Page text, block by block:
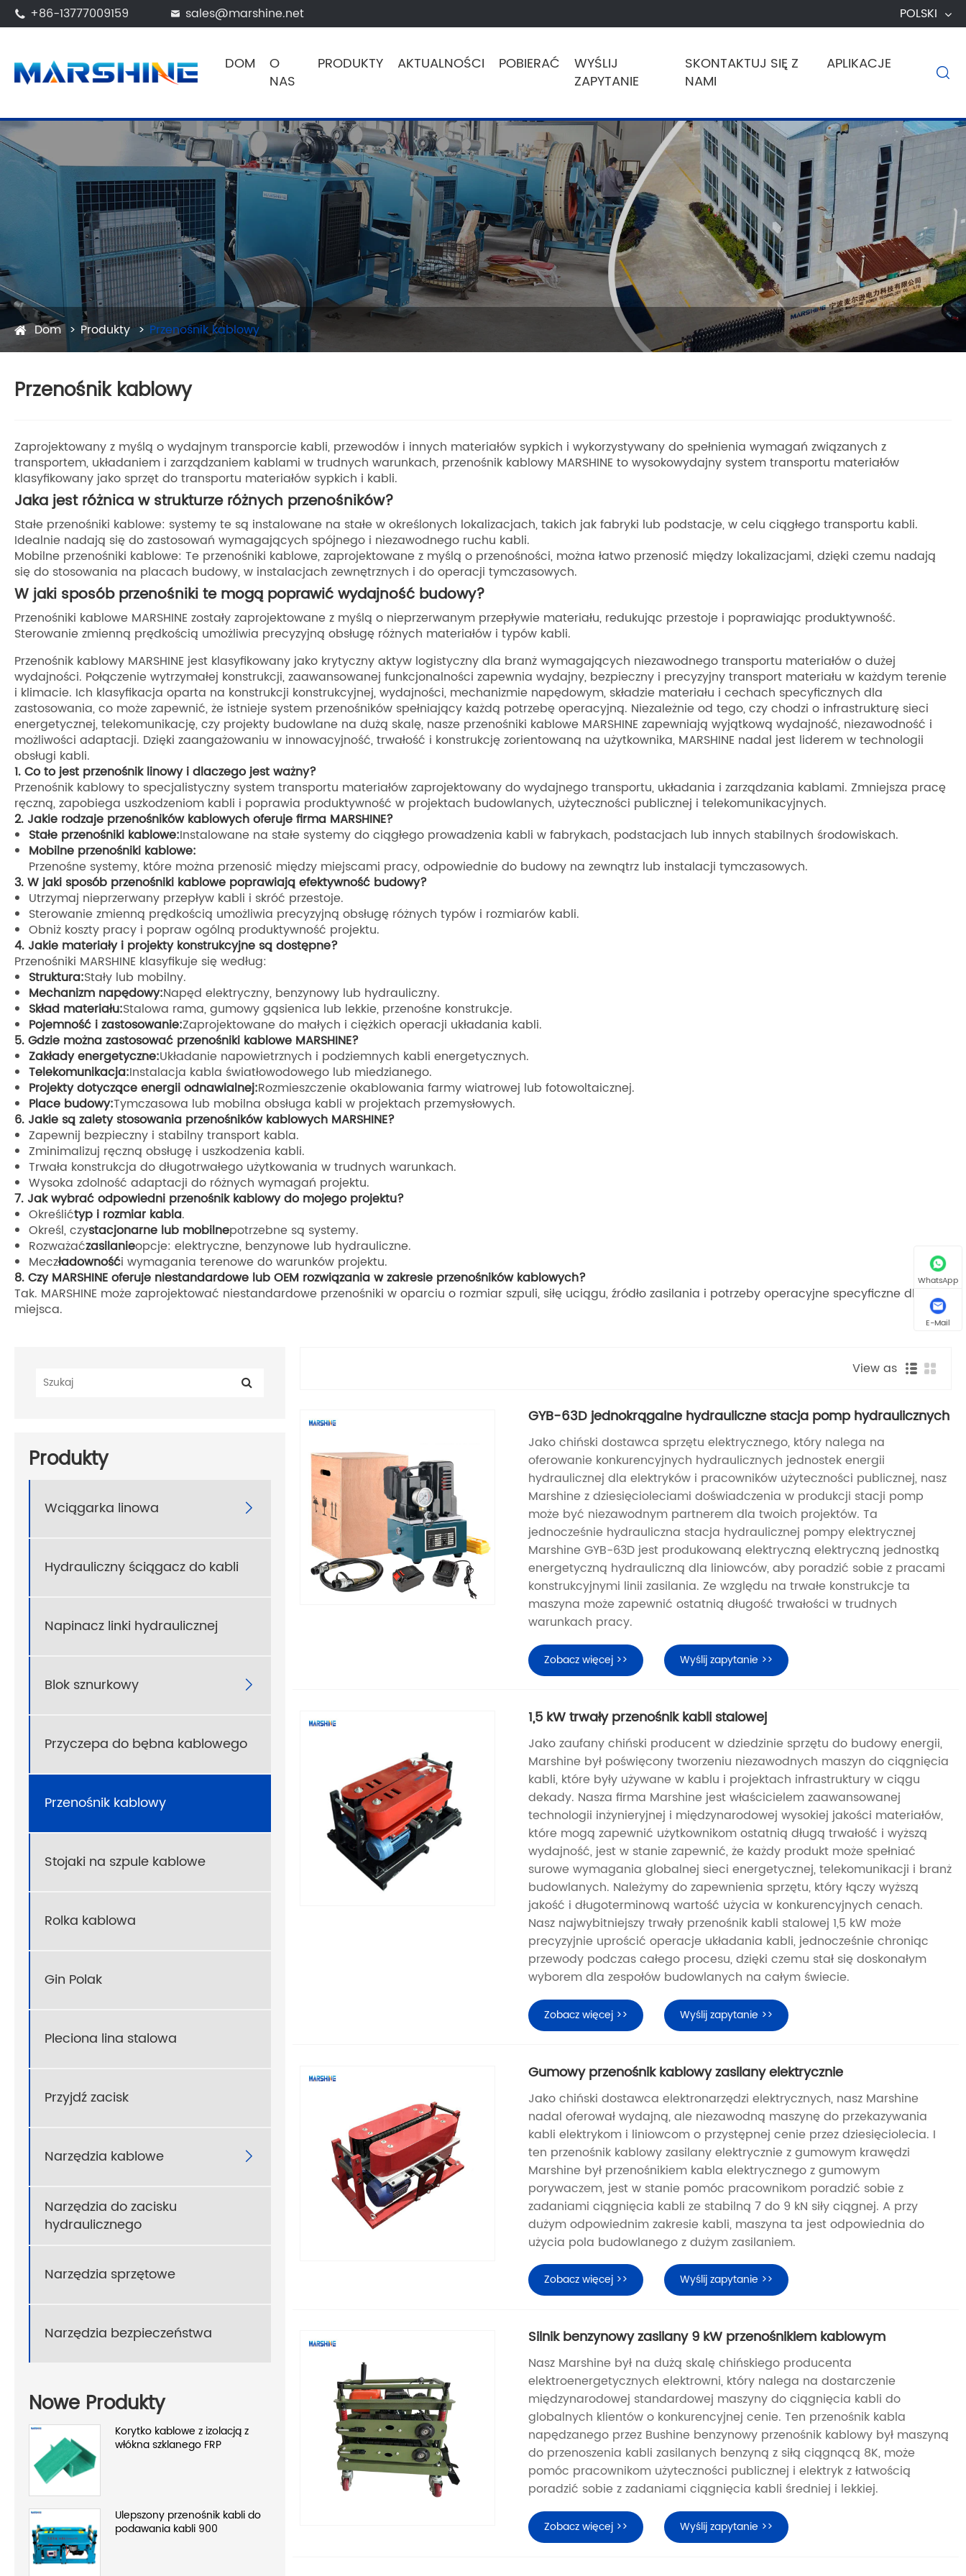
 +86-13777009159  sales@marshine.net POLSKI
DOM
O
NAS
PRODUKTY AKTUALNOŚCI POBIERAĆ
WYŚLIJ
ZAPYTANIE
SKONTAKTUJ SIĘ Z
NAMI
APLIKACJE 
Dom Produkty Przenośnik kablowy
Przenośnik kablowy
Zaprojektowany z myślą o wydajnym transporcie kabli, przewodów i innych materiałów sypkich i wykorzystywany do spełnienia wymagań związanych z
transportem, układaniem i zarządzaniem kablami w trudnych warunkach, przenośnik kablowy MARSHINE to wysokowydajny system transportu materiałów
klasyfikowany jako sprzęt do transportu materiałów sypkich i kabli.
Jaka jest różnica w strukturze różnych przenośników?
Stałe przenośniki kablowe: systemy te są instalowane na stałe w określonych lokalizacjach, takich jak fabryki lub podstacje, w celu ciągłego transportu kabli.
Idealnie nadają się do zastosowań wymagających spójnego i niezawodnego ruchu kabli.
Mobilne przenośniki kablowe: Te przenośniki kablowe, zaprojektowane z myślą o przenośności, można łatwo przenosić między lokalizacjami, dzięki czemu nadają
się do stosowania na placach budowy, w instalacjach zewnętrznych i do operacji tymczasowych.
W jaki sposób przenośniki te mogą poprawić wydajność budowy?
Przenośniki kablowe MARSHINE zostały zaprojektowane z myślą o nieprzerwanym przepływie materiału, redukując przestoje i poprawiając produktywność.
Sterowanie zmienną prędkością umożliwia precyzyjną obsługę różnych materiałów i typów kabli.
Przenośnik kablowy MARSHINE jest klasyfikowany jako krytyczny aktyw logistyczny dla branż wymagających niezawodnego transportu materiałów o dużej
wydajności. Połączenie wytrzymałej konstrukcji, zaawansowanej funkcjonalności zapewnia wydajny, bezpieczny i precyzyjny transport materiału w każdym terenie
i klimacie. Ich klasyfikacja oparta na konstrukcji konstrukcyjnej, wydajności, mechanizmie napędowym, składzie materiału i cechach specyficznych dla
zastosowania, co może zapewnić, że istnieje system przenośników spełniający każdą potrzebę operacyjną. Niezależnie od tego, czy chodzi o infrastrukturę sieci
energetycznej, telekomunikację, czy projekty budowlane na dużą skalę, nasze przenośniki kablowe MARSHINE zapewniają wyjątkową wydajność, niezawodność i
możliwości adaptacji. Dzięki zaangażowaniu w innowacyjność, trwałość i konstrukcję zorientowaną na użytkownika, MARSHINE nadal jest liderem w technologii
obsługi kabli.
1. Co to jest przenośnik linowy i dlaczego jest ważny?
Przenośnik kablowy to specjalistyczny system transportu materiałów zaprojektowany do wydajnego transportu, układania i zarządzania kablami. Zmniejsza pracę
ręczną, zapobiega uszkodzeniom kabli i poprawia produktywność w projektach budowlanych, użyteczności publicznej i telekomunikacyjnych.
2. Jakie rodzaje przenośników kablowych oferuje firma MARSHINE?
Stałe przenośniki kablowe:Instalowane na stałe systemy do ciągłego prowadzenia kabli w fabrykach, podstacjach lub innych stabilnych środowiskach.
Mobilne przenośniki kablowe:
Przenośne systemy, które można przenosić między miejscami pracy, odpowiednie do budowy na zewnątrz lub instalacji tymczasowych.
3. W jaki sposób przenośniki kablowe poprawiają efektywność budowy?
Utrzymaj nieprzerwany przepływ kabli i skróć przestoje.
Sterowanie zmienną prędkością umożliwia precyzyjną obsługę różnych typów i rozmiarów kabli.
Obniż koszty pracy i popraw ogólną produktywność projektu.
4. Jakie materiały i projekty konstrukcyjne są dostępne?
Przenośniki MARSHINE klasyfikuje się według:
Struktura:Stały lub mobilny.
Mechanizm napędowy:Napęd elektryczny, benzynowy lub hydrauliczny.
Skład materiału:Stalowa rama, gumowy gąsienica lub lekkie, przenośne konstrukcje.
Pojemność i zastosowanie:Zaprojektowane do małych i ciężkich operacji układania kabli.
5. Gdzie można zastosować przenośniki kablowe MARSHINE?
Zakłady energetyczne:Układanie napowietrznych i podziemnych kabli energetycznych.
Telekomunikacja:Instalacja kabla światłowodowego lub miedzianego.
Projekty dotyczące energii odnawialnej:Rozmieszczenie okablowania farmy wiatrowej lub fotowoltaicznej.
Place budowy:Tymczasowa lub mobilna obsługa kabli w projektach przemysłowych.
6. Jakie są zalety stosowania przenośników kablowych MARSHINE?
Zapewnij bezpieczny i stabilny transport kabla.
Zminimalizuj ręczną obsługę i uszkodzenia kabli.
Trwała konstrukcja do długotrwałego użytkowania w trudnych warunkach.
Wysoka zdolność adaptacji do różnych wymagań projektu.
7. Jak wybrać odpowiedni przenośnik kablowy do mojego projektu?
Określićtyp i rozmiar kabla.
Określ, czystacjonarne lub mobilnepotrzebne są systemy.
Rozważaćzasilanieopcje: elektryczne, benzynowe lub hydrauliczne.
Meczładownośći wymagania terenowe do warunków projektu.
8. Czy MARSHINE oferuje niestandardowe lub OEM rozwiązania w zakresie przenośników kablowych?
Tak. MARSHINE może zaprojektować niestandardowe przenośniki w oparciu o rozmiar szpuli, siłę uciągu, źródło zasilania i potrzeby operacyjne specyficzne dla
miejsca.
Produkty
Wciągarka linowa 
Hydrauliczny ściągacz do kabli
Napinacz linki hydraulicznej
Blok sznurkowy 
Przyczepa do bębna kablowego
Przenośnik kablowy
Stojaki na szpule kablowe
Rolka kablowa
Gin Polak
Pleciona lina stalowa
Przyjdź zacisk
Narzędzia kablowe 
Narzędzia do zacisku
hydraulicznego
Narzędzia sprzętowe
Narzędzia bezpieczeństwa
Nowe Produkty
Korytko kablowe z izolacją z
włókna szklanego FRP
Ulepszony przenośnik kabli do
podawania kabli 900
View as
GYB-63D jednokrągalne hydrauliczne stacja pomp hydraulicznych
Jako chiński dostawca sprzętu elektrycznego, który nalega na
oferowanie konkurencyjnych hydraulicznych jednostek energii
hydraulicznej dla elektryków i pracowników użyteczności publicznej, nasz
Marshine z dziesięcioleciami doświadczenia w produkcji stacji pomp
może być niezawodnym partnerem dla twoich projektów. Ta
jednocześnie hydrauliczna stacja hydraulicznej pompy elektrycznej
Marshine GYB-63D jest produkowaną elektryczną elektryczną jednostką
energetyczną hydrauliczną dla liniowców, aby poradzić sobie z pracami
konstrukcyjnymi linii zasilania. Ze względu na trwałe konstrukcje ta
maszyna może zapewnić ostatnią długość trwałości w trudnych
warunkach pracy.
Zobacz więcej >> Wyślij zapytanie >>
1,5 kW trwały przenośnik kabli stalowej
Jako zaufany chiński producent w dziedzinie sprzętu do budowy energii,
Marshine był poświęcony tworzeniu niezawodnych maszyn do ciągnięcia
kabli, które były używane w kablu i projektach infrastruktury w ciągu
dekady. Nasza firma Marshine jest właścicielem zaawansowanej
technologii inżynieryjnej i międzynarodowej wysokiej jakości materiałów,
które mogą zapewnić użytkownikom ostatnią długą trwałość i wyższą
wydajność, jest w stanie zapewnić, że każdy produkt może spełniać
surowe wymagania globalnej sieci energetycznej, telekomunikacji i branż
budowlanych. Należymy do zapewnienia sprzętu, który łączy wyższą
jakość i długoterminową wartość użycia w konkurencyjnych cenach.
Nasz najwybitniejszy trwały przenośnik kabli stalowej 1,5 kW może
precyzyjnie uprościć operacje układania kabli, jednocześnie chroniąc
przewody podczas całego procesu, dzięki czemu stał się doskonałym
wyborem dla zespołów budowlanych na całym świecie.
Zobacz więcej >> Wyślij zapytanie >>
Gumowy przenośnik kablowy zasilany elektrycznie
Jako chiński dostawca elektronarzędzi elektrycznych, nasz Marshine
nadal oferował wydajną, ale niezawodną maszynę do przekazywania
kabli elektrykom i liniowcom o przystępnej cenie przez dziesięciolecia. I
ten przenośnik kablowy zasilany elektrycznie z gumowym krawędzi
Marshine był przenośnikiem kabla elektrycznego z gumowym
porywaczem, jest w stanie pomóc pracownikom poradzić sobie z
zadaniami ciągnięcia kabli ze stabilną 7 do 9 kN siły ciągnej. A przy
dużym odpowiednim zakresie kabli, maszyna ta jest odpowiednia do
użycia pola budowlanego z dużym zasilaniem.
Zobacz więcej >> Wyślij zapytanie >>
Silnik benzynowy zasilany 9 kW przenośnikiem kablowym
Nasz Marshine był na dużą skalę chińskiego producenta
elektroenergetycznych elektrowni, który nalega na dostarczenie
międzynarodowej standardowej maszyny do ciągnięcia kabli do
globalnych klientów o konkurencyjnej cenie. Ten przenośnik kabla
napędzanego przez Bushine benzynowy przenośnik kablowy był maszyną
do przenoszenia kabli zasilanych benzyną z siłą ciągnącą 8K, może
pomóc pracownikom użyteczności publicznej i elektryk z łatwością
poradzić sobie z zadaniami ciągnięcia kabli średniej i lekkiej.
Zobacz więcej >> Wyślij zapytanie >>
WhatsApp
E-Mail